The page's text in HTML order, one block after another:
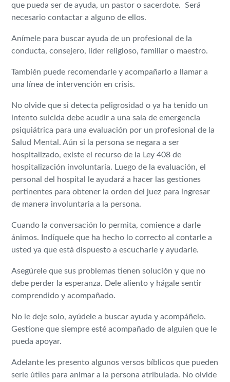
que pueda ser de ayuda, un pastor o sacerdote. Será
necesario contactar a alguno de ellos.
Anímele para buscar ayuda de un profesional de la
conducta, consejero, líder religioso, familiar o maestro.
También puede recomendarle y acompañarlo a llamar a
una línea de intervención en crisis.
No olvide que si detecta peligrosidad o ya ha tenido un
intento suicida debe acudir a una sala de emergencia
psiquiátrica para una evaluación por un profesional de la
Salud Mental. Aún si la persona se negara a ser
hospitalizado, existe el recurso de la Ley 408 de
hospitalización involuntaria. Luego de la evaluación, el
personal del hospital le ayudará a hacer las gestiones
pertinentes para obtener la orden del juez para ingresar
de manera involuntaria a la persona.
Cuando la conversación lo permita, comience a darle
ánimos. Indíquele que ha hecho lo correcto al contarle a
usted ya que está dispuesto a escucharle y ayudarle.
Asegúrele que sus problemas tienen solución y que no
debe perder la esperanza. Dele aliento y hágale sentir
comprendido y acompañado.
No le deje solo, ayúdele a buscar ayuda y acompáñelo.
Gestione que siempre esté acompañado de alguien que le
pueda apoyar.
Adelante les presento algunos versos bíblicos que pueden
serle útiles para animar a la persona atribulada. No olvide